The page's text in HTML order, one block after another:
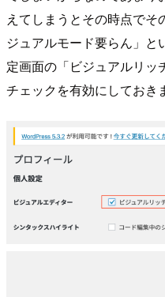
えてしまうとその時点で
ジュアルモード要らん」
定画面の「ビジュアルリッ
チェックを有効にしておき